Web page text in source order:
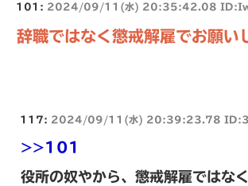
101: 2024/09/11(水) 20:35:42.08
辞職ではなく懲戒解雇でお願い
117: 2024/09/11(水) 20:39:23.78
>>101
役所の奴やから、懲戒解雇ではな